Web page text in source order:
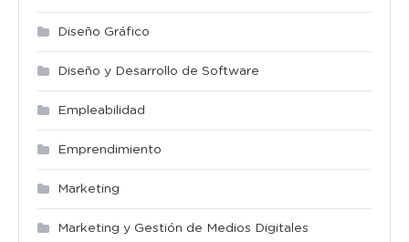
Diseño Gráfico
Diseño y Desarrollo de Software
Empleabilidad
Emprendimiento
Marketing
Marketing y Gestión de Medios Digitales